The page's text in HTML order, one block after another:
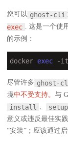
您可以 ghost-cli
exec . 这是一个使
的示例：
docker exec -
尽管许多 ghost-
境中不受支持。 与
install setup
意义或违反最佳实
“安装”；应该通过